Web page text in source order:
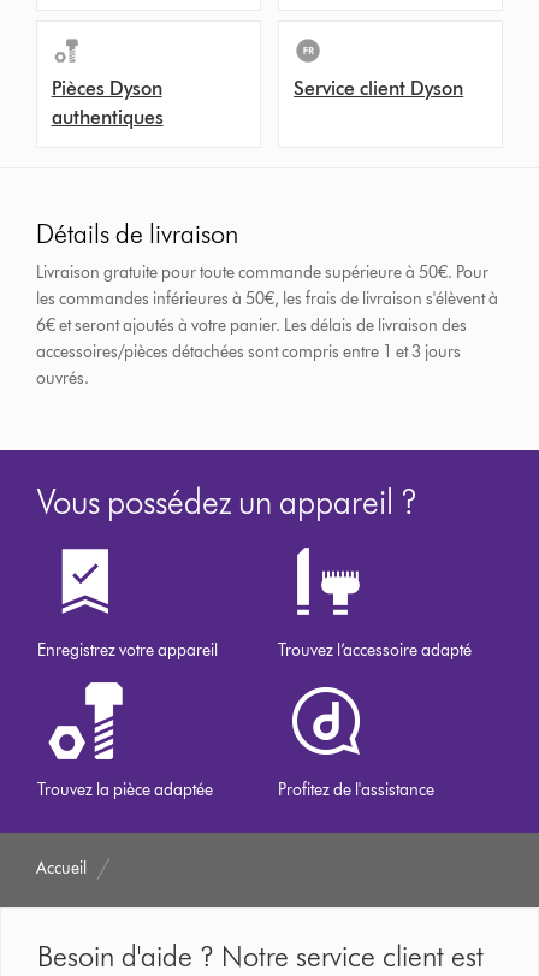
Pièces Dyson
authentiques
Service client Dyson
Détails de livraison
Livraison gratuite pour toute commande supérieure à 50€. Pour
les commandes inférieures à 50€, les frais de livraison s'élèvent à
6€ et seront ajoutés à votre panier. Les délais de livraison des
accessoires/pièces détachées sont compris entre 1 et 3 jours
ouvrés.
Vous possédez un appareil ?
Enregistrez votre appareil Trouvez l’accessoire adapté
Trouvez la pièce adaptée Profitez de l'assistance
Accueil
Besoin d'aide ? Notre service client est